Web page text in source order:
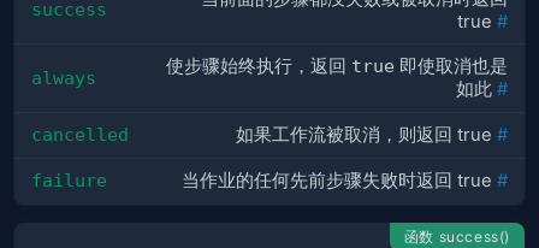
success
true #
always
使步骤始终执行，返回 true 即使取消也是
如此 #
cancelled 如果工作流被取消，则返回 true #
failure 当作业的任何先前步骤失败时返回 true #
函数 success()